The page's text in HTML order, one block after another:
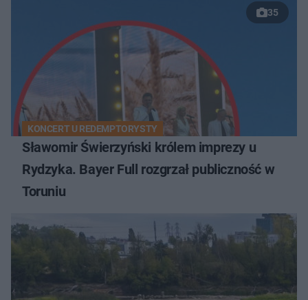
35
KONCERT U REDEMPTORYSTY
Sławomir Świerzyński królem imprezy u
Rydzyka. Bayer Full rozgrzał publiczność w
Toruniu